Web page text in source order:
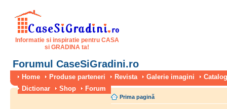
Informatie si inspiratie pentru CASA
si GRADINA ta!
Forumul CaseSiGradini.ro
Home Produse parteneri Revista Galerie imagini
Dictionar
Shop Forum
Prima pagină